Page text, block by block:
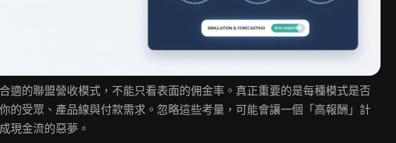
適的聯盟營收模式，不能只看表面的佣金率。真正重要的是每種模式是否
的受眾、產品線與付款需求。忽略這些考量，可能會讓一個「高報酬」計
現金流的惡夢。